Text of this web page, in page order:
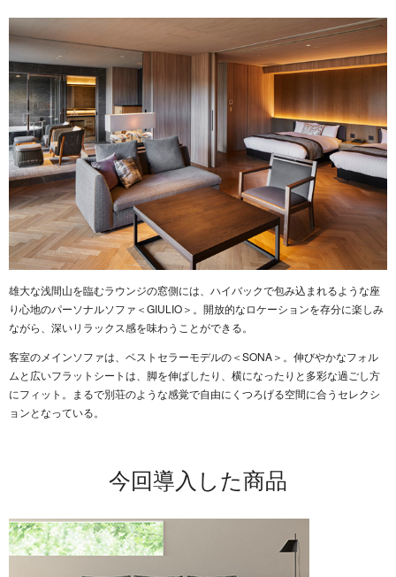
雄大な浅間山を臨むラウンジの窓側には、ハイバックで包み込まれるような座
り心地のパーソナルソファ＜GIULIO＞。開放的なロケーションを存分に楽しみ
ながら、深いリラックス感を味わうことができる。
客室のメインソファは、ベストセラーモデルの＜SONA＞。伸びやかなフォル
ムと広いフラットシートは、脚を伸ばしたり、横になったりと多彩な過ごし方
にフィット。まるで別荘のような感覚で自由にくつろげる空間に合うセレクシ
ョンとなっている。
今回導入した商品